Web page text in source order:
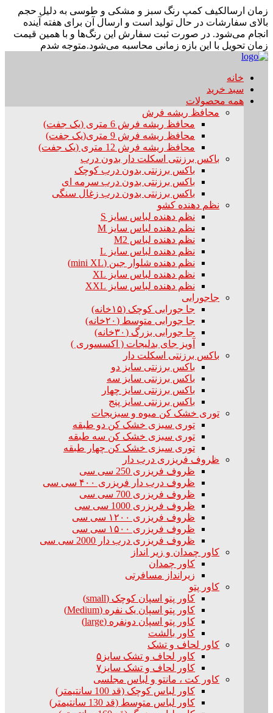
زمان ارسالکیف کمپ رنگ سبز و مشکی و طوسی به دلیل حجم
بالای سفارشات در حال تولید است و ارسال آن برای هفته آینده
انجام می‌شود. در صورت ثبت سفارش این رنگ‌ها و با همین قیمت
زمان تحویل با این بازه زمانی محاسبه می‌شود.متوجه شدم
خانه
سبد خرید
همه محصولات
محافظ ریشه فرش
محافظ ریشه فرش 6 متری (یک جفت)
محافظ ریشه فرش 9 متری(یک جفت)
محافظ ریشه فرش 12 متری (یک جفت)
باکس برزنتی اسکلت دار بدون درب
باکس برزنتی بدون درب کوچک
باکس برزنتی بدون درب سرمه ای
باکس برزنتی بدون درب زغال سنگی
نظم دهنده کشو
نظم دهنده لباس سایز S
نظم دهنده لباس سایز M
نظم دهنده لباس M2
نظم دهنده لباس سایز L
نظم دهنده شلوار جین (mini XL)
نظم دهنده لباس سایز XL
نظم دهنده لباس سایز XXL
جاجورابی
جا جورابی کوچک (۱۵خانه)
جا جورابی متوسط (۲۰خانه)
جا جورابی بزرگ (۳۰خانه)
آویز جای بدلیجات ( اکسسوری )
باکس برزنتی اسکلت دار
باکس برزنتی سایز دو
باکس برزنتی سایز سه
باکس برزنتی سایز چهار
باکس برزنتی سایز پنج
توری خشک کن میوه و سبزیجات
توری سبزی خشک کن دو طبقه
توری سبزی خشک کن سه طبقه
توری سبزی خشک کن چهار طبقه
ظروف فریزری درب دار
ظروف فریزری 250 سی سی
ظروف درب دار فریزری ۴۰۰ سی سی
ظروف فریزری 700 سی سی
ظروف فریزری 1000 سی سی
ظروف فریزری ۱۲۰۰ سی سی
ظروف فریزری ۱۵۰۰ سی سی
ظروف فریزری درب دار 2000 سی سی
کاور چمدان و زیر انداز
کاور چمدان
زیرانداز مسافرتی
کاور پتو
کاور پتو اسپان کوچک (small)
کاور پتو اسپان یک نفره (Medium)
کاور پتو اسپان دونفره (large)
کاور بالشت
کاور لحاف و تشک
کاور لحاف و تشک سایز۵
کاور لحاف و تشک سایز۷
کاور کت ، مانتو و لباس مجلسی
کاور لباس کوچک (قد 100 سانتیمتر)
کاور لباس متوسط (قد 130 سانتیمتر)